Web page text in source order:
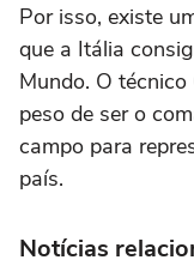
Por isso, existe
que a Itália
Mundo. O
peso de ser o
campo para
país.
Notícias